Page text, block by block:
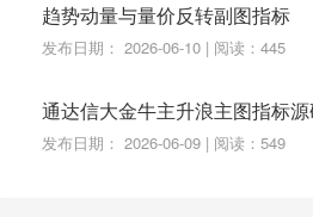
趋势动量与量价反转副图指标
发布日期： 2026-06-10 | 阅读：445
通达信大金牛主升浪主图指标
发布日期： 2026-06-09 | 阅读：549